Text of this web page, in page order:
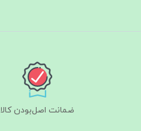
ضمانت اصل‌بودن کالا